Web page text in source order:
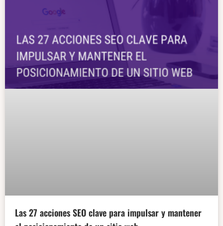
Las 27 acciones SEO clave para impulsar y mantener